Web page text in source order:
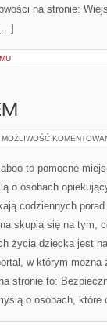
na stronie:
MOŻLIWOŚĆ
to pomocne
o osobach
codziennych
skupia się na tym,
życia dziecka jest
w którym można
stronie to:
o osobach,